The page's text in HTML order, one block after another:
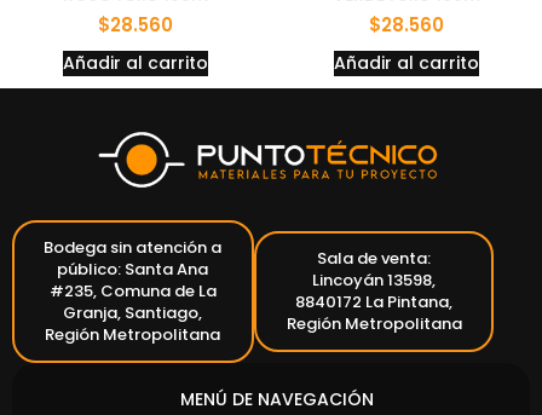
$28.560
Añadir al carrito
$28.560
Añadir al carrito
Bodega sin atención a
público: Santa Ana
#235, Comuna de La
Granja, Santiago,
Región Metropolitana
Sala de venta:
Lincoyán 13598,
8840172 La Pintana,
Región Metropolitana
MENÚ DE NAVEGACIÓN